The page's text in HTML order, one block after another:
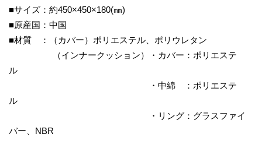
■サイズ：約450×450×180(㎜)
■原産国：中国
■材質 ：（カバー）ポリエステル、ポリウレタン
（インナークッション）・カバー：ポリエステ
ル
・中綿 ：ポリエステ
ル
・リング：グラスファイ
バー、NBR